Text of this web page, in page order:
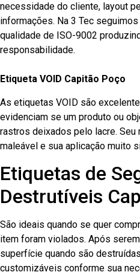
necessidade do cliente, layout
informações. Na 3 Tec
qualidade de ISO-9002
responsabilidade.
Etiqueta VOID Capitão Poço
As etiquetas VOID são
evidenciam se um produto ou
rastros deixados pelo lacre. Seu
maleável e sua aplicação muito
Etiquetas de
Destrutíveis
São ideais quando se quer
item foram violados. Após
superfície quando são
customizáveis conforme sua